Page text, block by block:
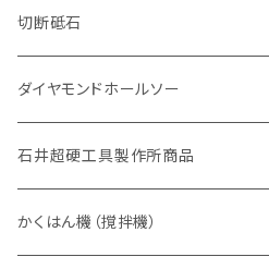
一般道路カッター用
セグメントタイプ
埋設鋳鉄管工事対応タイプ
ヒューム管・U字溝切断用
セグメント
セグメント（特殊凸凹加工チップ
アスファルト切断用
一般道路カッター用
セグメント（特殊凸凹加工チップ
セグメントタイプ
一般道路カッター用
鋳鉄管切断用
セグメントタイプ
埋設鋳鉄管工事対応タイプ
ヒューム管・U字溝切断用
セグメントタイプ
セグメント（特殊凸凹加工チップ
アスファルト切断用
一般道路カッター用
一般道路カッター用
セグメントタイプ
埋設鋳鉄管工事対応タイプ
ヒューム管・U字溝切断用
セグメントタイプ
アスファルト切断用
一般道路カッター用
有効長 250mm
305mm（12インチ）
255mm（10インチ）
305mm（12インチ）
道路（アス・コン兼用）
305mm（12インチ）
355mm（14インチ）
ストレート型チップ
U型チップ
100mm（4インチ）
125mm（5インチ）
切断砥石
金属用
305mm（12インチ）
355mm（14インチ）
非金属用
305mm（12インチ）
ダイヤモンドホールソー
石井超硬工具製作所商品
押し切り（タイル切断機）
かくはん機（撹拌機）